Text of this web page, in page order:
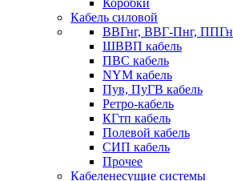
Коробки
Кабель силовой
ВВГнг, ВВГ-Пнг,
ШВВП кабель
ПВС кабель
NYM кабель
Пув, ПуГВ кабель
Ретро-кабель
КГтп кабель
Полевой кабель
СИП кабель
Прочее
Кабеленесущие системы